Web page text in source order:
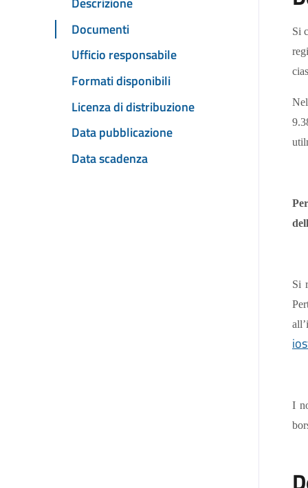
Documenti
Ufficio responsabile
Formati disponibili
Licenza di distribuzione
Data pubblicazione
Data scadenza
Si
Si
I